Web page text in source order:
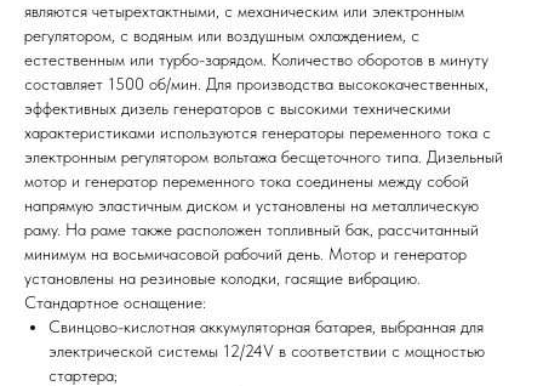
являются четырехтактными, с механическим или электронным
регулятором, с водяным или воздушным охлаждением, с
естественным или турбо-зарядом. Количество оборотов в минуту
составляет 1500 об/мин. Для производства высококачественных,
эффективных дизель генераторов с высокими техническими
характеристиками используются генераторы переменного тока с
электронным регулятором вольтажа бесщеточного типа. Дизельный
мотор и генератор переменного тока соединены между собой
напрямую эластичным диском и установлены на металлическую
раму. На раме также расположен топливный бак, рассчитанный
минимум на восьмичасовой рабочий день. Мотор и генератор
установлены на резиновые колодки, гасящие вибрацию.
Стандартное оснащение:
Свинцово-кислотная аккумуляторная батарея, выбранная для
электрической системы 12/24V в соответствии с мощностью
стартера;